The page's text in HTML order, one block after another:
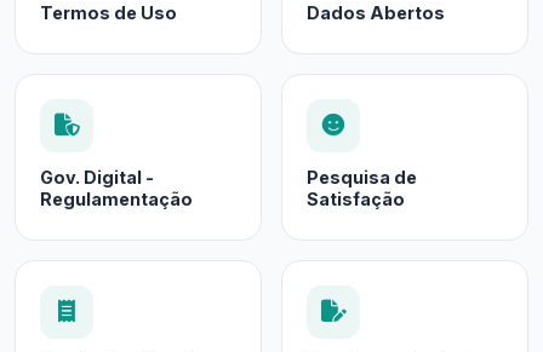
Termos de Uso Dados Abertos
Gov. Digital -
Regulamentação
Pesquisa de
Satisfação